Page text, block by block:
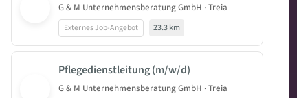
G & M Unternehmensberatung GmbH · Treia
Externes Job-Angebot 23.3 km
Pflegedienstleitung (m/w/d)
G & M Unternehmensberatung GmbH · Treia